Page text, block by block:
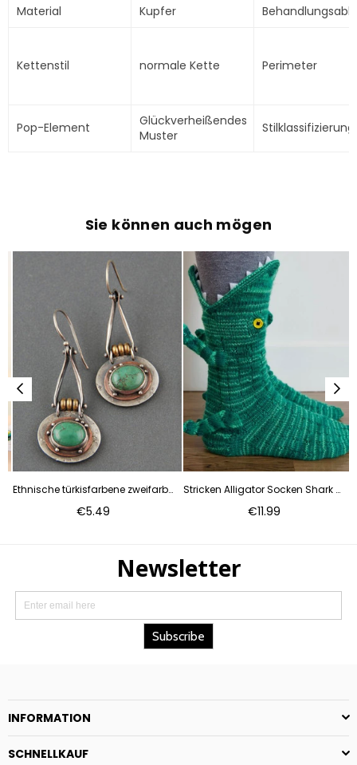
Material Kupfer
Kettenstil normale Kette Perimeter
Pop-Element
Glückverheißendes
Muster
Stilklassifizierung
Sie können auch mögen
Ethnische türkisfarbene zweifarbige Ohrringe m1915010335
Normaler
€5.49
Stricken Alligator Socken Shark Socken Boden Wärmer Socken m1915010340
Normaler
€11.99
INFORMATION
SCHNELLKAUF